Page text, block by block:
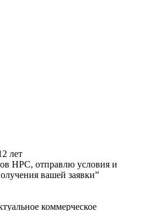
лет
НРС, отправлю условия и
вашей заявки”
коммерческое